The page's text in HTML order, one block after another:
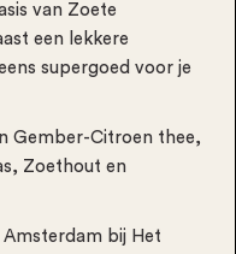
van Zoete
een lekkere
supergoed voor je
Gember-Citroen thee,
Zoethout en
Amsterdam bij Het